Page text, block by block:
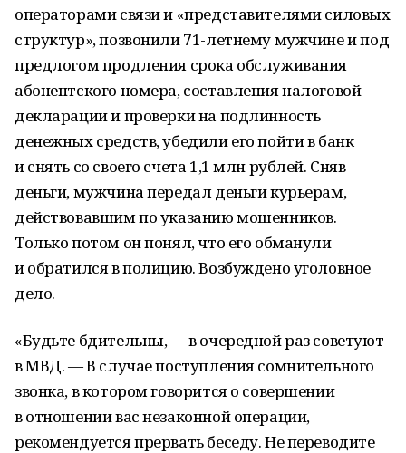
операторами связи и «представителями силовых
структур», позвонили 71-летнему мужчине и под
предлогом продления срока обслуживания
абонентского номера, составления налоговой
декларации и проверки на подлинность
денежных средств, убедили его пойти в банк
и снять со своего счета 1,1 млн рублей. Сняв
деньги, мужчина передал деньги курьерам,
действовавшим по указанию мошенников.
Только потом он понял, что его обманули
и обратился в полицию. Возбуждено уголовное
дело.
«Будьте бдительны, — в очередной раз советуют
в МВД. — В случае поступления сомнительного
звонка, в котором говорится о совершении
в отношении вас незаконной операции,
рекомендуется прервать беседу. Не переводите